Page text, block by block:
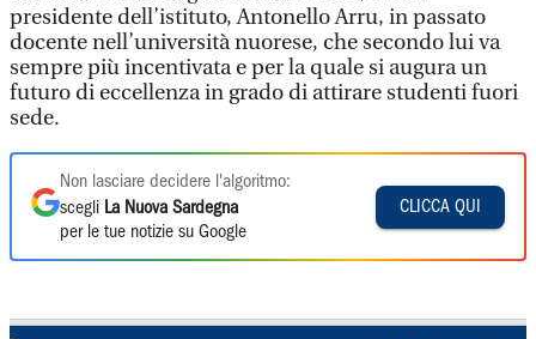
presidente dell’istituto, Antonello Arru, in passato
docente nell’università nuorese, che secondo lui va
sempre più incentivata e per la quale si augura un
futuro di eccellenza in grado di attirare studenti fuori
sede.
Non lasciare decidere l'algoritmo:
scegli La Nuova Sardegna
per le tue notizie su Google
CLICCA QUI